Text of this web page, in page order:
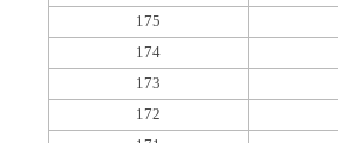
175
174
173
172